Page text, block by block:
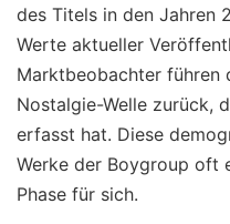
des Titels in den Jahren
Werte aktueller
Marktbeobachter führen
Nostalgie-Welle zurück,
erfasst hat. Diese
Werke der Boygroup oft
Phase für sich.